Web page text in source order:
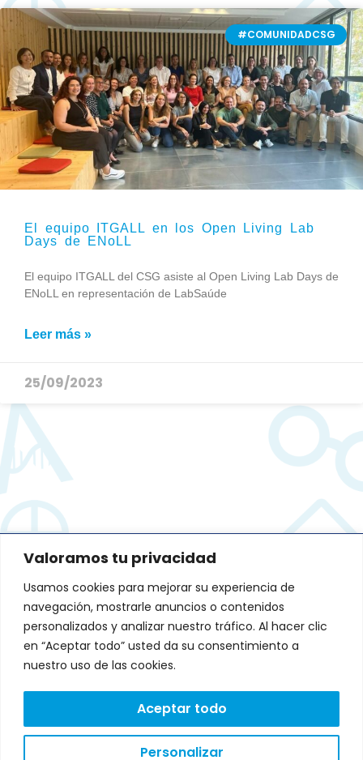
Valoramos tu privacidad
Usamos cookies para mejorar su experiencia de
navegación, mostrarle anuncios o contenidos
personalizados y analizar nuestro tráfico. Al hacer clic
en “Aceptar todo” usted da su consentimiento a
nuestro uso de las cookies.
Personalizar
Aceptar todo
#COMUNIDADCSG
El equipo ITGALL en los Open Living Lab
Days de ENoLL
El equipo ITGALL del CSG asiste al Open Living Lab Days de
ENoLL en representación de LabSaúde
Leer más »
25/09/2023
L
i
n
e
n
T
w
i
t
Avenida de Fernando de Casas
Novoa 37 Edificio CNL. Portal A-B.
Compostela, A Coruña
CONTACTO:
602 24 71 49